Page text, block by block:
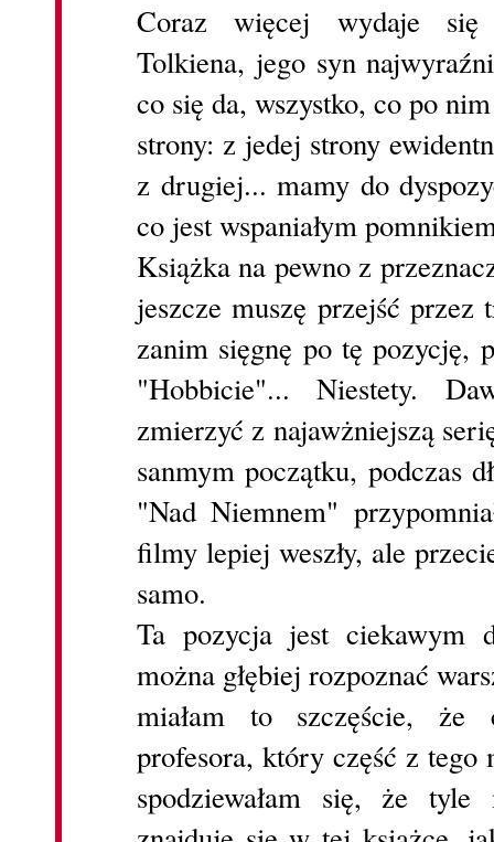
Coraz więcej wydaje się
Tolkiena, jego syn
co się da, wszystko, co po
strony: z jedej strony
z drugiej... mamy do
co jest wspaniałym
Książka na pewno z
jeszcze muszę przejść
zanim sięgnę po tę pozycję,
"Hobbicie"... Niestety.
zmierzyć z najawżniejszą
sanmym początku, podczas
"Nad Niemnem"
filmy lepiej weszły, ale
samo.
Ta pozycja jest ciekawym
można głębiej rozpoznać
miałam to szczęście, że
profesora, który część z
spodziewałam się, że